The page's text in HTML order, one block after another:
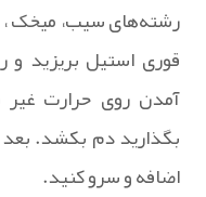
رشته‌های سیب، میخک ،
قوری استیل بریزید
بگذارید دم بکشد.
اضافه و سرو کنید.